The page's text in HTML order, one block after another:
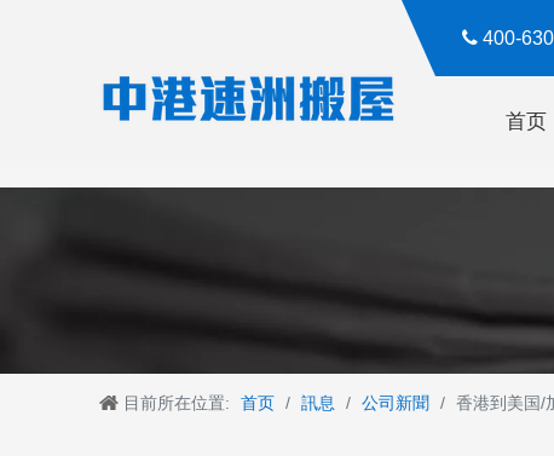
 400-
首页
目前所在位置: 首页 / 訊息 / 公司新聞 / 香港到美国/